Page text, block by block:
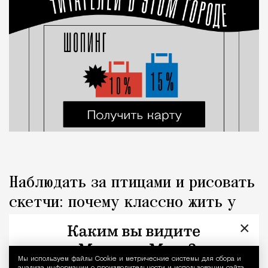
Мы используем файлы Сookie и метрические системы для сбора и
Наблюдать за птицами и рисовать
скетчи: почему классно жить у
×